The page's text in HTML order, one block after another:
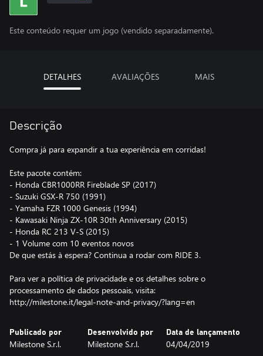
Este conteúdo requer um jogo (vendido separadamente).
DETALHES AVALIAÇÕES MAIS
Descrição
Compra já para expandir a tua experiência em corridas!
Este pacote contém:
- Honda CBR1000RR Fireblade SP (2017)
- Suzuki GSX-R 750 (1991)
- Yamaha FZR 1000 Genesis (1994)
- Kawasaki Ninja ZX-10R 30th Anniversary (2015)
- Honda RC 213 V-S (2015)
- 1 Volume com 10 eventos novos
De que estás à espera? Continua a rodar com RIDE 3.
Para ver a política de privacidade e os detalhes sobre o
processamento de dados pessoais, visita:
http://milestone.it/legal-note-and-privacy/?lang=en
Publicado por
Milestone S.r.l.
Desenvolvido por
Milestone S.r.l.
Data de lançamento
04/04/2019